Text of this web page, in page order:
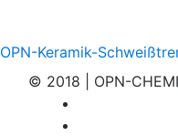
OPN-Keramik-
© 2018 | OPN-